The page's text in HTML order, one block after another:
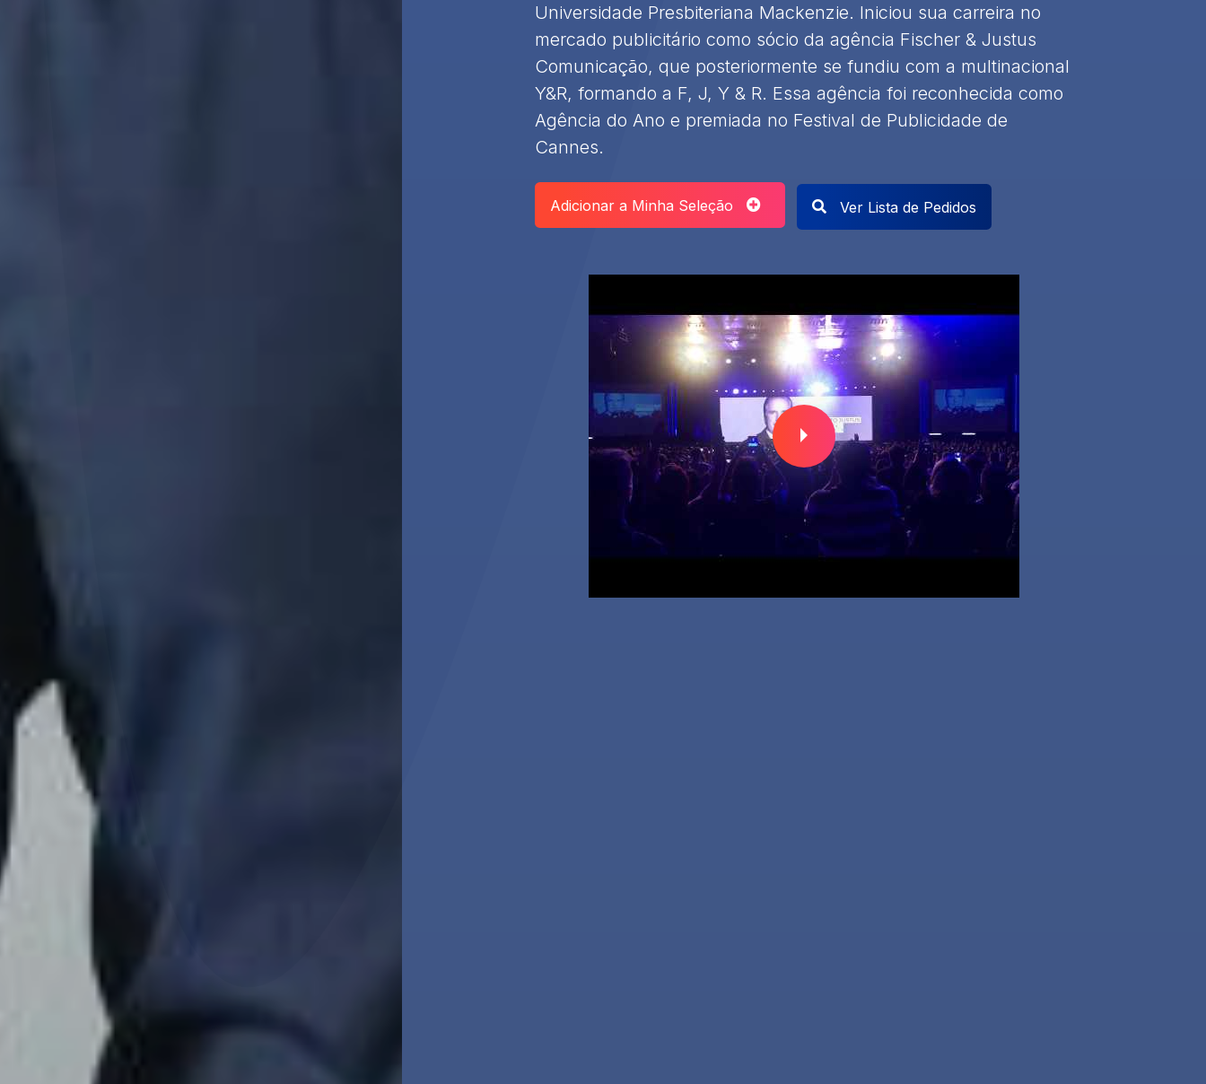
Universidade Presbiteriana Mackenzie. Iniciou sua carreira no
mercado publicitário como sócio da agência Fischer & Justus
Comunicação, que posteriormente se fundiu com a multinacional
Y&R, formando a F, J, Y & R. Essa agência foi reconhecida como
Agência do Ano e premiada no Festival de Publicidade de
Cannes. ​
Adicionar a Minha Seleção Ver Lista de Pedidos